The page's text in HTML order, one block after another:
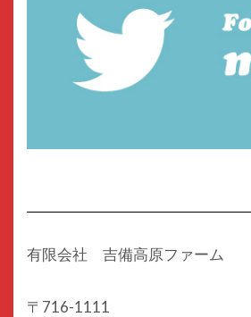
有限会社 吉備高原ファーム
〒716-1111